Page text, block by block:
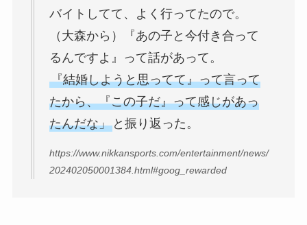
バイトしてて、よく行ってたので。
（大森から）『あの子と今付き合って
るんですよ』って話があって。
『結婚しようと思ってて』って言って
たから、『この子だ』って感じがあっ
たんだな」と振り返った。
https://www.nikkansports.com/entertainment/news/
202402050001384.html#goog_rewarded